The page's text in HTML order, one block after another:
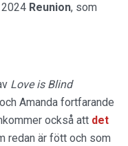
Reunion, som
Love is Blind
Amanda fortfarande
också att det
redan är fött och som